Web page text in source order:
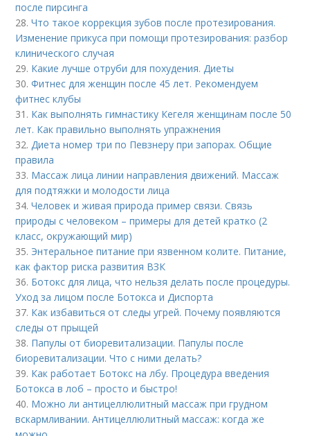
после пирсинга
28.Что такое коррекция зубов после протезирования.
Изменение прикуса при помощи протезирования: разбор
клинического случая
29. Какие лучше отруби для похудения. Диеты
30.Фитнес для женщин после 45 лет. Рекомендуем
фитнес клубы
31. Как выполнять гимнастику Кегеля женщинам после 50
лет. Как правильно выполнять упражнения
32.Диета номер три по Певзнеру при запорах. Общие
правила
33. Массаж лица линии направления движений. Массаж
для подтяжки и молодости лица
34.Человек и живая природа пример связи. Связь
природы с человеком – примеры для детей кратко (2
класс, окружающий мир)
35. Энтеральное питание при язвенном колите. Питание,
как фактор риска развития ВЗК
36. Ботокс для лица, что нельзя делать после процедуры.
Уход за лицом после Ботокса и Диспорта
37. Как избавиться от следы угрей. Почему появляются
следы от прыщей
38. Папулы от биоревитализации. Папулы после
биоревитализации. Что с ними делать?
39. Как работает Ботокс на лбу. Процедура введения
Ботокса в лоб – просто и быстро!
40. Можно ли антицеллюлитный массаж при грудном
вскармливании. Антицеллюлитный массаж: когда же